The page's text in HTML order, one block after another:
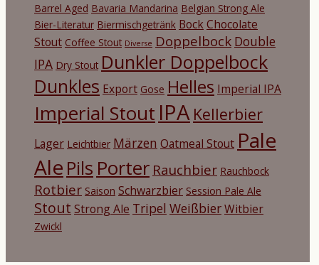
Barrel Aged Bavaria Mandarina Belgian Strong Ale
Bier-Literatur Biermischgetränk BockChocolate
Stout Coffee Stout Diverse Doppelbock Double
IPA Dry Stout Dunkler Doppelbock
Dunkles Export Gose Helles Imperial IPA
Imperial Stout IPA Kellerbier
Lager Leichtbier Märzen Oatmeal Stout Pale
Ale Pils Porter Rauchbier Rauchbock
Rotbier Saison Schwarzbier Session Pale Ale
Stout Strong Ale Tripel WeißbierWitbier
Zwickl